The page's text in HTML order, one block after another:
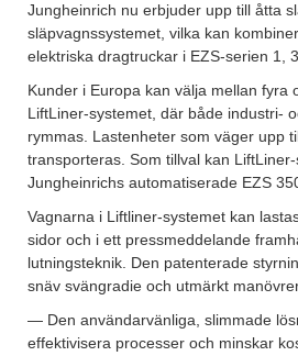
Jungheinrich nu erbjuder upp till åtta
släpvagnssystemet, vilka kan
elektriska dragtruckar i EZS-serien 1,
Kunder i Europa kan välja mellan fyra
LiftLiner-systemet, där både industri-
rymmas. Lastenheter som väger upp
transporteras. Som tillval kan
Jungheinrichs automatiserade EZS
Vagnarna i Liftliner-systemet kan
sidor och i ett pressmeddelande
lutningsteknik. Den patenterade
snäv svängradie och utmärkt
— Den användarvänliga, slimmade
effektivisera processer och minskar